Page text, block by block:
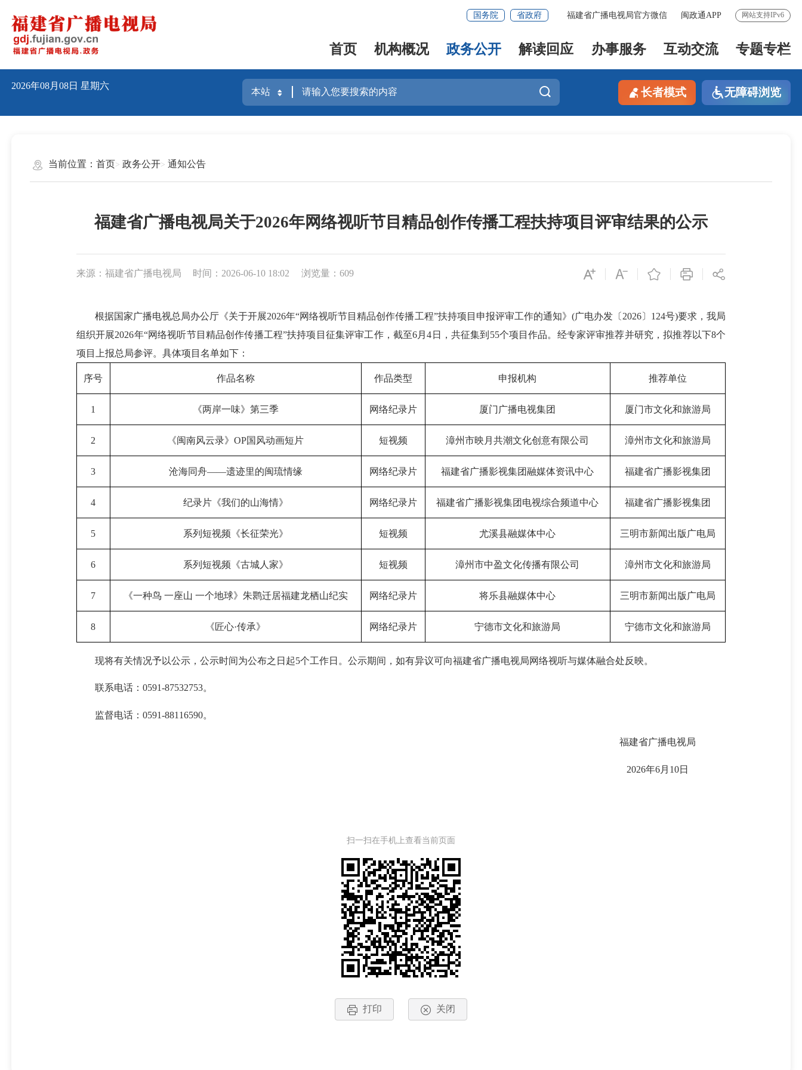
国务院 省政府 福建省广播电视局官方微信 闽政通APP 网站支持IPv6
首页 机构概况 政务公开 解读回应 办事服务 互动交流 专题专栏
2026年08月08日 星期六
长者模式 无障碍浏览
当前位置： 首页 政务公开 通知公告
福建省广播电视局关于2026年网络视听节目精品创作传播工程扶持项目评审结果的公示
来源：福建省广播电视局 时间：2026-06-10 18:02 浏览量：609
根据国家广播电视总局办公厅《关于开展2026年“网络视听节目精品创作传播工程”扶持项目申报评审工作的通知》(广电办发〔2026〕124号)要求，我局
组织开展2026年“网络视听节目精品创作传播工程”扶持项目征集评审工作，截至6月4日，共征集到55个项目作品。经专家评审推荐并研究，拟推荐以下8个
项目上报总局参评。具体项目名单如下：
序号 作品名称 作品类型 申报机构 推荐单位
1 《两岸一味》第三季 网络纪录片 厦门广播电视集团 厦门市文化和旅游局
2 《闽南风云录》OP国风动画短片 短视频 漳州市映月共潮文化创意有限公司 漳州市文化和旅游局
3 沧海同舟——遗迹里的闽琉情缘 网络纪录片 福建省广播影视集团融媒体资讯中心 福建省广播影视集团
4 纪录片《我们的山海情》 网络纪录片 福建省广播影视集团电视综合频道中心 福建省广播影视集团
5 系列短视频《长征荣光》 短视频 尤溪县融媒体中心 三明市新闻出版广电局
6 系列短视频《古城人家》 短视频 漳州市中盈文化传播有限公司 漳州市文化和旅游局
7 《一种鸟 一座山 一个地球》朱鹮迁居福建龙栖山纪实 网络纪录片 将乐县融媒体中心 三明市新闻出版广电局
8 《匠心·传承》 网络纪录片 宁德市文化和旅游局 宁德市文化和旅游局
现将有关情况予以公示，公示时间为公布之日起5个工作日。公示期间，如有异议可向福建省广播电视局网络视听与媒体融合处反映。
联系电话：0591-87532753。
监督电话：0591-88116590。
福建省广播电视局
2026年6月10日
扫一扫在手机上查看当前页面
打印 关闭